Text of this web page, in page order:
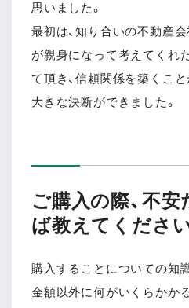
思いました。
最初は、知り合いの不動産
が親身になって考えてくれ
て頂き、信頼関係を築くこ
大きな決断ができました。
ご購入の際、不
ば教えてくださ
購入することについての知
金額以外に何がいくらかか